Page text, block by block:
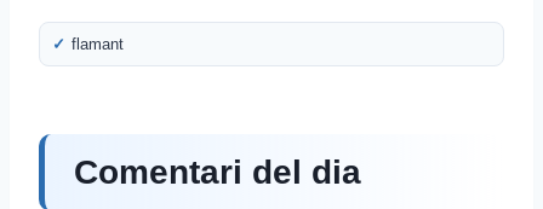
flamant
Comentari del dia